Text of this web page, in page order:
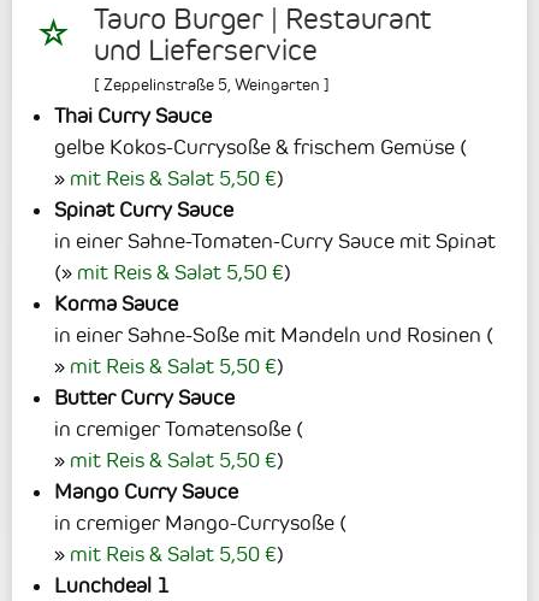
Tauro Burger | Restaurant
und Lieferservice
[ Zeppelinstraße 5 Weingarten ]
Thai Curry Sauce
gelbe Kokos-Currysoße & frischem Gemüse (
mit Reis & Salat 5,50 €)
Spinat Curry Sauce
in einer Sahne-Tomaten-Curry Sauce mit Spinat
(
mit Reis & Salat 5,50 €)
Korma Sauce
in einer Sahne-Soße mit Mandeln und Rosinen (
mit Reis & Salat 5,50 €)
Butter Curry Sauce
in cremiger Tomatensoße (
mit Reis & Salat 5,50 €)
Mango Curry Sauce
in cremiger Mango-Currysoße (
mit Reis & Salat 5,50 €)
Lunchdeal 1